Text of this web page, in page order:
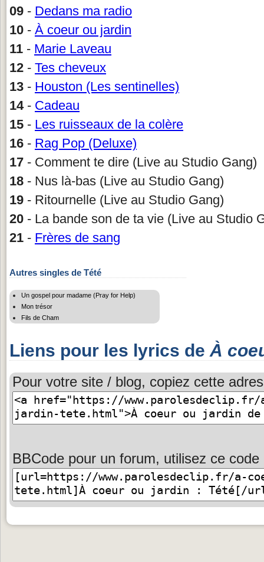
09 - Dedans ma radio
10 - À coeur ou jardin
11 - Marie Laveau
12 - Tes cheveux
13 - Houston (Les sentinelles)
14- Cadeau
15 - Les ruisseaux de la colère
16 - Rag Pop (Deluxe)
17 - Comment te dire (Live au Studio Gang)
18 - Nus là-bas (Live au Studio Gang)
19 - Ritournelle (Live au Studio Gang)
20 - La bande son de ta vie (Live au Studio
21 - Frères de sang
Autres singles de Tété
Un gospel pour madame (Pray for Help)
Mon trésor
Fils de Cham
Liens pour les lyrics de À
Pour votre site / blog, copiez cette
BBCode pour un forum, utilisez ce code